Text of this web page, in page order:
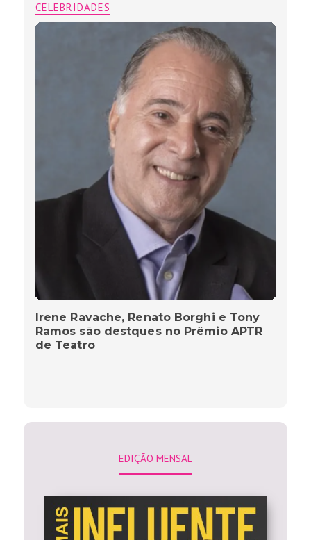
CELEBRIDADES
Irene Ravache, Renato Borghi e Tony
Ramos são destques no Prêmio APTR
de Teatro
EDIÇÃO MENSAL